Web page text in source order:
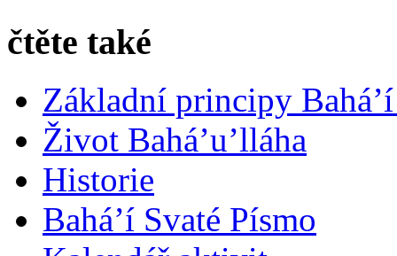
čtěte také
Základní principy
Život Bahá’u’lláha
Historie
Bahá’í Svaté Písmo